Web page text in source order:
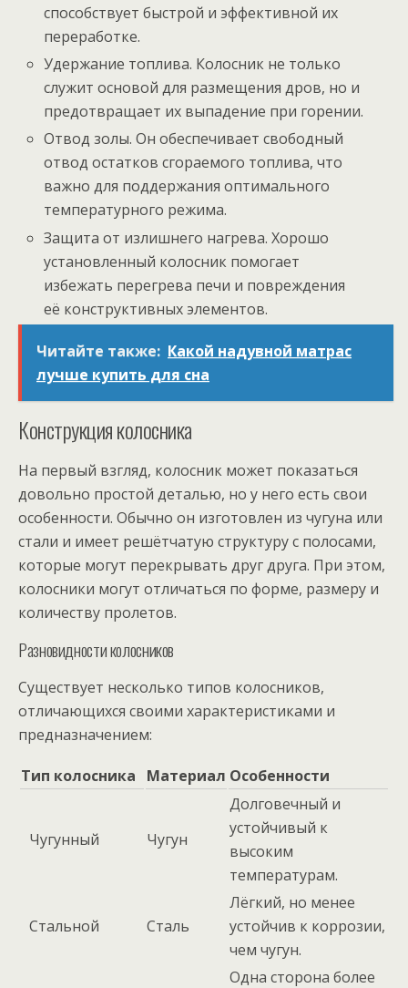
способствует быстрой и эффективной их
переработке.
Удержание топлива. Колосник не только
служит основой для размещения дров, но и
предотвращает их выпадение при горении.
Отвод золы. Он обеспечивает свободный
отвод остатков сгораемого топлива, что
важно для поддержания оптимального
температурного режима.
Защита от излишнего нагрева. Хорошо
установленный колосник помогает
избежать перегрева печи и повреждения
её конструктивных элементов.
Читайте также: Какой надувной матрас
лучше купить для сна
Конструкция колосника
На первый взгляд, колосник может показаться
довольно простой деталью, но у него есть свои
особенности. Обычно он изготовлен из чугуна или
стали и имеет решётчатую структуру с полосами,
которые могут перекрывать друг друга. При этом,
колосники могут отличаться по форме, размеру и
количеству пролетов.
Разновидности колосников
Существует несколько типов колосников,
отличающихся своими характеристиками и
предназначением:
Тип колосника Материал Особенности
Чугунный Чугун
Долговечный и
устойчивый к
высоким
температурам.
Стальной Сталь
Лёгкий, но менее
устойчив к коррозии,
чем чугун.
Одна сторона более